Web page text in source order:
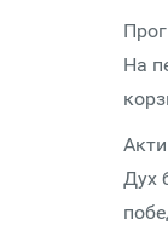
На
Дух